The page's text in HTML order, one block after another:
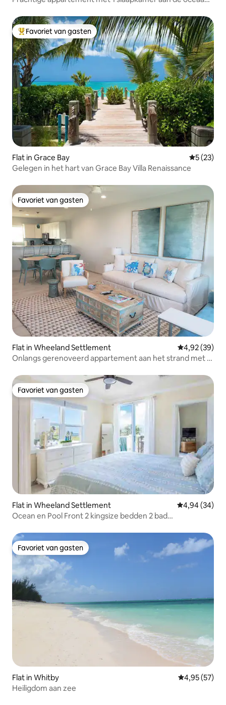
Topfavoriet van gasten
Favoriet van gasten
Flat in Grace Bay
5 (23)
Gelegen in het hart van Grace Bay Villa Renaissance
Favoriet van gasten
Favoriet van gasten
Flat in Wheeland Settlement Gemiddelde
4,92 (39)
Onlangs gerenoveerd appartement aan het strand met 2
Favoriet van gasten
Favoriet van gasten
Flat in Wheeland Settlement Gemiddelde
4,94 (34)
Ocean en Pool Front 2 kingsize bedden 2 bad
Favoriet van gasten
Favoriet van gasten
Flat in Whitby Gemiddelde
4,95 (57)
Heiligdom aan zee